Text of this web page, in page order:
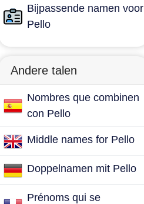
Bijpassende namen voor
Pello
Andere talen
Nombres que combinen
con Pello
Middle names for Pello
Doppelnamen mit Pello
Prénoms qui se